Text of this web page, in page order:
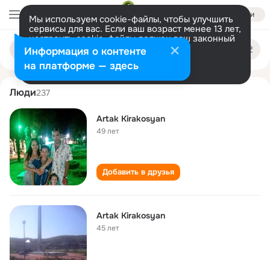
Войти
Мы используем cookie-файлы, чтобы улучшить
сервисы для вас. Если ваш возраст менее 13 лет,
настроить cookie-файлы должен ваш законный
представитель. Больше информации
Разрешить все Настроить
Поиск
людям
artak kirakosyan
Люди237
Artak Kirakosyan
49 лет
Добавить в друзья
Artak Kirakosyan
45 лет
Информация о контенте
на платформе — здесь